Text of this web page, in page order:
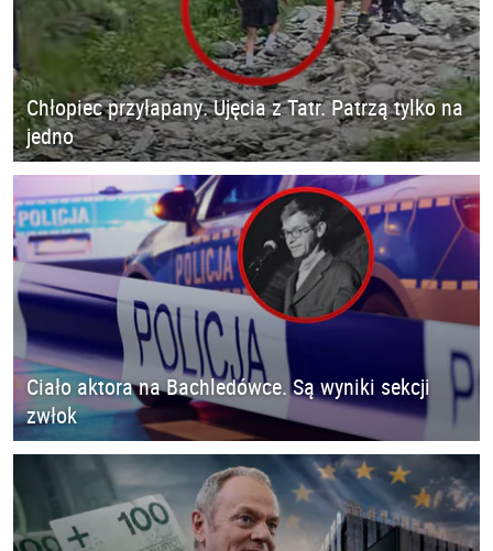
Chłopiec przyłapany. Ujęcia z Tatr. Patrzą tylko na
jedno
Ciało aktora na Bachledówce. Są wyniki sekcji
zwłok